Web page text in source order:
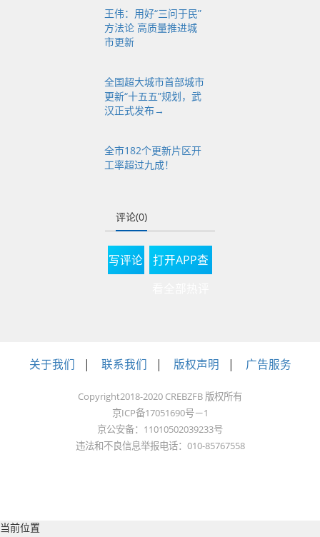
间武汉在城市更新上
还有哪些重点安排？
“机构改革以来，武汉
市建立城市更新新职
障城市更新，推动城
效为主，积极探索超
路子。”武汉市住房和
城市更新局局长蔡松
一年来，武汉市在创
新城市更新机制、推
进城市主要片区有机
更新等方面均具有重
大推动，并取得显著
王伟：用好“三问于民”
方法论 高质量推进城
市更新
全国超大城市首部城市
更新“十五五”规划，武
汉正式发布→
全市182个更新片区开
工率超过九成！
评论(0)
写评论
打开APP查
关于我们 | 联系我们 | 版权声明 | 广告服务
Copyright2018-2020 CREBZFB 版权所有
京ICP备17051690号－1
京公安备：11010502039233号
违法和不良信息举报电话：010-85767558
当前位置